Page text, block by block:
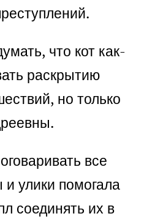
что кот как-
раскрытию
но только
все
улики помогала
соединять их в